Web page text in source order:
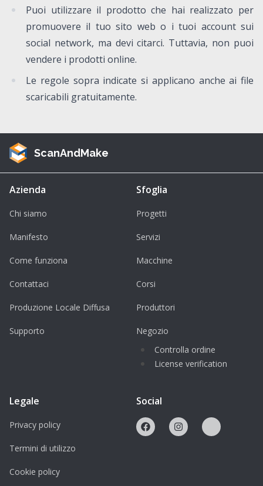
Puoi utilizzare il prodotto che hai realizzato per
promuovere il tuo sito web o i tuoi account sui
social network, ma devi citarci. Tuttavia, non puoi
vendere i prodotti online.
Le regole sopra indicate si applicano anche ai file
scaricabili gratuitamente.
ScanAndMake
Azienda
Chi siamo
Manifesto
Come funziona
Contattaci
Produzione Locale Diffusa
Supporto
Sfoglia
Progetti
Servizi
Macchine
Corsi
Produttori
Negozio
Controlla ordine
License verification
Legale
Privacy policy
Termini di utilizzo
Cookie policy
Social